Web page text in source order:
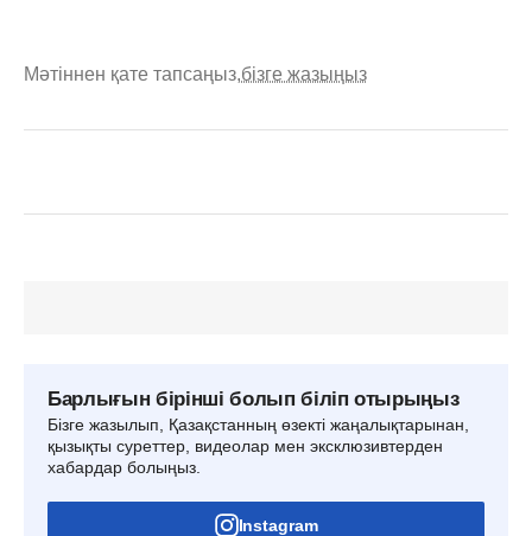
Мәтіннен қате тапсаңыз,бізге жазыңыз
Барлығын бірінші болып біліп отырыңыз
Бізге жазылып, Қазақстанның өзекті жаңалықтарынан,
қызықты суреттер, видеолар мен эксклюзивтерден
хабардар болыңыз.
Instagram